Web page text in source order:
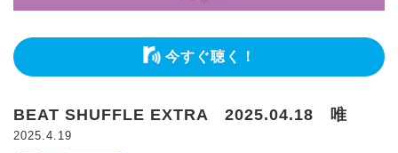
今すぐ聴く！
BEAT SHUFFLE EXTRA 2025.04.18 唯
2025.4.19